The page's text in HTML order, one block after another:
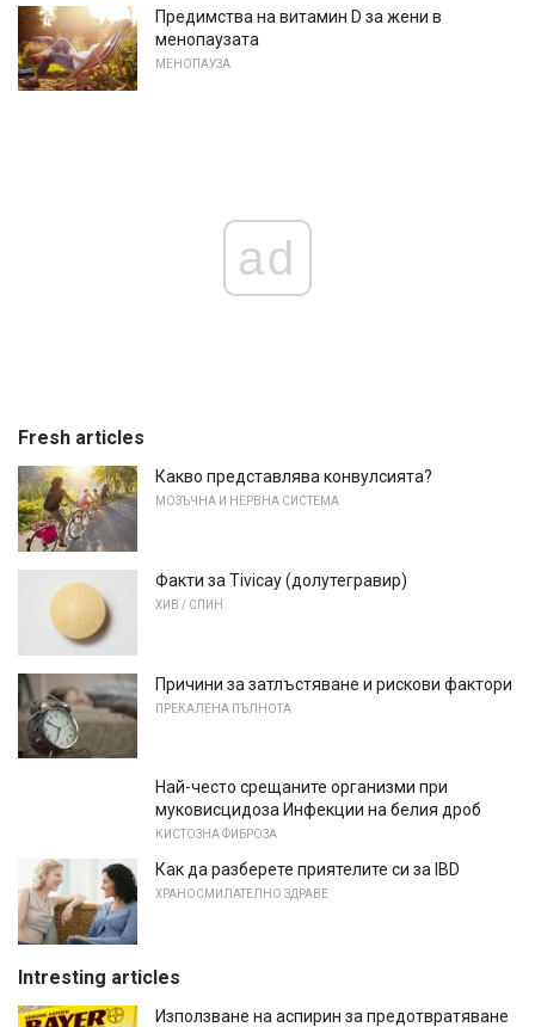
Предимства на витамин D за жени в
менопаузата
МЕНОПАУЗА
ad
Fresh articles
Какво представлява конвулсията?
МОЗЪЧНА И НЕРВНА СИСТЕМА
Факти за Tivicay (долутегравир)
ХИВ / СПИН
Причини за затлъстяване и рискови фактори
ПРЕКАЛЕНА ПЪЛНОТА
Най-често срещаните организми при
муковисцидоза Инфекции на белия дроб
КИСТОЗНА ФИБРОЗА
Как да разберете приятелите си за IBD
ХРАНОСМИЛАТЕЛНО ЗДРАВЕ
Intresting articles
Използване на аспирин за предотвратяване